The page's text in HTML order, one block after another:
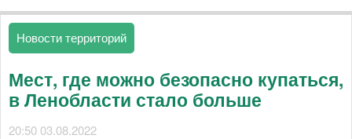
Новости территорий
Мест, где можно безопасно купаться,
в Ленобласти стало больше
20:50 03.08.2022